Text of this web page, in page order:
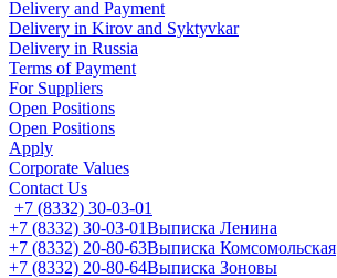
Delivery and Payment
Delivery in Kirov and Syktyvkar
Delivery in Russia
Terms of Payment
For Suppliers
Open Positions
Open Positions
Apply
Corporate Values
Contact Us
+7 (8332) 30-03-01
+7 (8332) 30-03-01Выписка Ленина
+7 (8332) 20-80-63Выписка Комсомольская
+7 (8332) 20-80-64Выписка Зоновы